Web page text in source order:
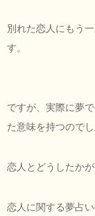
別れた恋人にもう
す。
ですが、実際に夢
た意味を持つので
恋人とどうしたか
恋人に関する夢占